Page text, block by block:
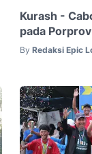
Kurash -
pada
By Redaksi Epic